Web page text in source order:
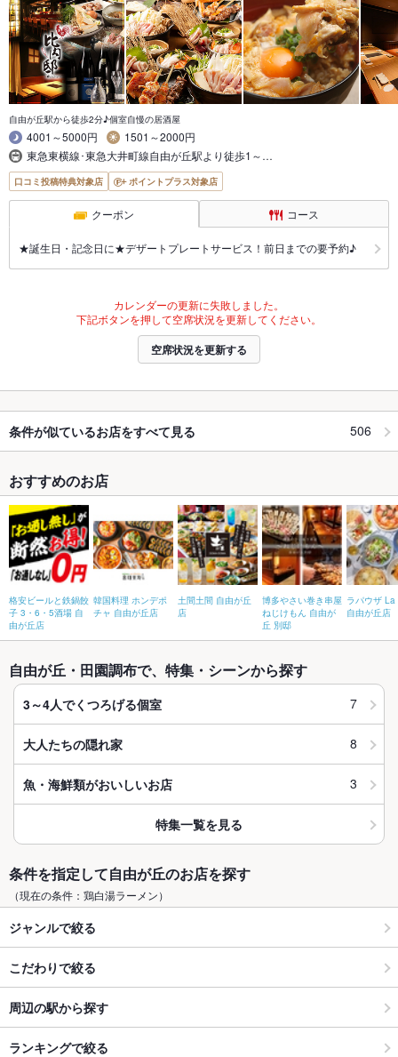
自由が丘駅から徒歩2分♪個室自慢の居酒屋
4001～5000円
1501～2000円
東急東横線･東急大井町線自由が丘駅より徒歩1～…
口コミ投稿特典対象店 ポイントプラス対象店
クーポン コース
★誕生日・記念日に★デザートプレートサービス！前日までの要予約♪
カレンダーの更新に失敗しました。
下記ボタンを押して空席状況を更新してください。
空席状況を更新する
条件が似ているお店をすべて見る 506
おすすめのお店
格安ビールと鉄鍋餃
子 3・6・5酒場 自
由が丘店
韓国料理 ホンデポ
チャ 自由が丘店
土間土間 自由が丘
店
博多やさい巻き串屋
ねじけもん 自由が
丘 別邸
ラパウザ
自由が丘店
自由が丘・田園調布で、特集・シーンから探す
3～4人でくつろげる個室 7
大人たちの隠れ家 8
魚・海鮮類がおいしいお店 3
特集一覧を見る
条件を指定して自由が丘のお店を探す
（現在の条件：鶏白湯ラーメン）
ジャンルで絞る
こだわりで絞る
周辺の駅から探す
ランキングで絞る